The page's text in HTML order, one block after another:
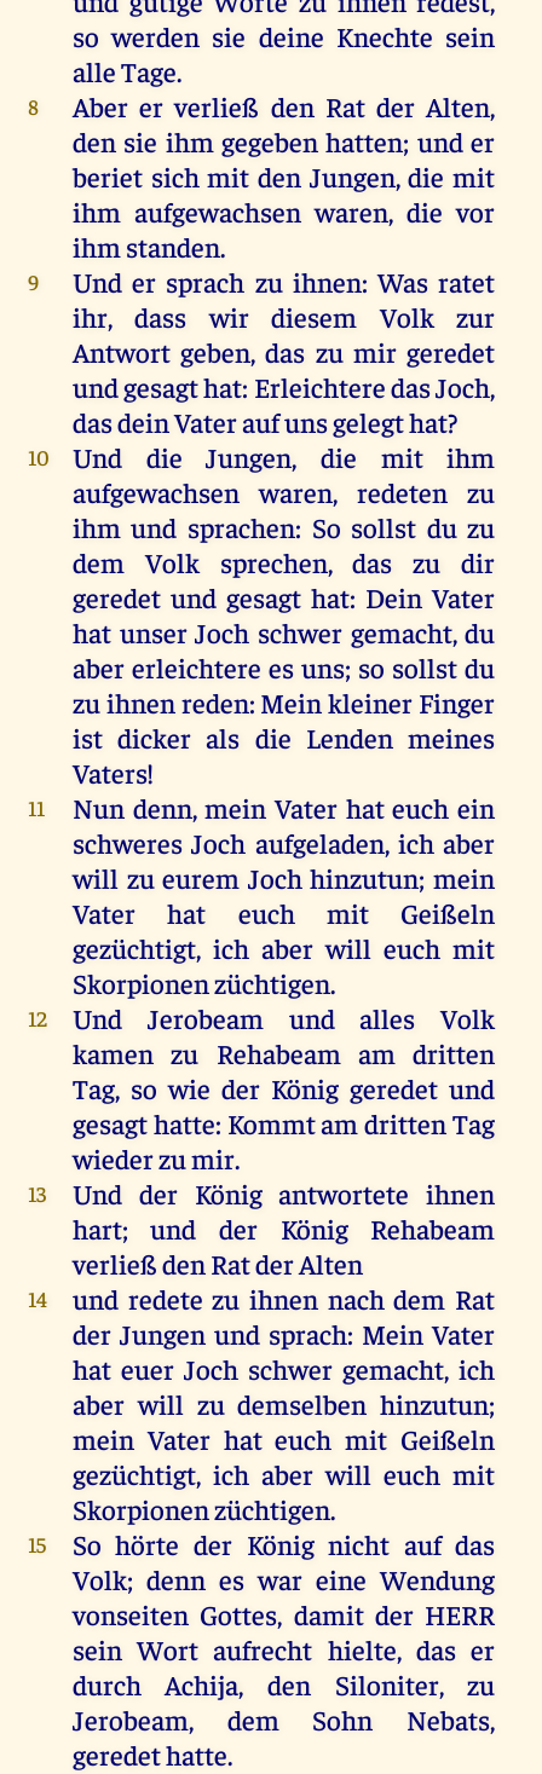
so werden sie deine Knechte sein
alleTage.
8 Aber er verließ den Rat der Alten,
den sie ihm gegeben hatten; und er
beriet sich mit den Jungen,die mit
ihm aufgewachsenwaren,die vor
ihm standen.
9 Und er sprach zu ihnen:Was ratet
ihr, dasswir diesem Volk
zur
Antwort geben,das zu mir geredet
undgesagthat: ErleichteredasJoch,
dasdeinVateraufunsgelegthat?
10 Und die Jungen, die mit
ihm
aufgewachsenwaren,redeten zu
ihm und sprachen: So sollst du zu
dem
Volk sprechen,das zu dir
geredet und gesagt hat: Dein Vater
hat unser Joch schwer gemacht,du
aber erleichtere es uns; so sollst du
zuihnenreden: Meinkleiner Finger
ist dicker als die Lenden meines
Vaters!
11 Nun denn,mein Vater hat euch ein
schweres Joch aufgeladen, ich aber
will zu eurem Jochhinzutun;mein
Vater
hat euch mit
Geißeln
gezüchtigt, ich aber will euch mit
Skorpionenzüchtigen.
12 Und Jerobeam und alles
Volk
kamen zu Rehabeam am dritten
Tag, so wie der König geredet und
gesagthatte: Kommtam drittenTag
wiederzumir.
13 Und der König antwortete ihnen
hart;und der König
Rehabeam
verließdenRatderAlten
14 und redete zu ihnen nach dem Rat
der Jungen und sprach: Mein Vater
hat euer Joch schwer gemacht,ich
aber will zu demselben hinzutun;
mein Vater hat euch mit Geißeln
gezüchtigt, ich aber will euch mit
Skorpionenzüchtigen.
15 So hörte der König nicht auf das
Volk; denn es war eine Wendung
vonseiten Gottes, damit der HERR
sein Wort aufrecht hielte, das er
durchAchija, den Siloniter,zu
Jerobeam, dem Sohn Nebats,
geredethatte.